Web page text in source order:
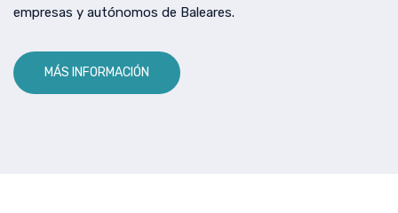
empresas y autónomos de Baleares.
MÁS INFORMACIÓN